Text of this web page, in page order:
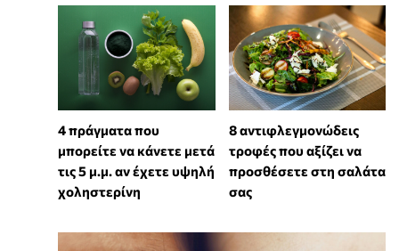
4 πράγματα που
μπορείτε να κάνετε μετά
τις 5 μ.μ. αν έχετε υψηλή
χοληστερίνη
8 αντιφλεγμονώδεις
τροφές που αξίζει να
προσθέσετε στη σαλάτα
σας